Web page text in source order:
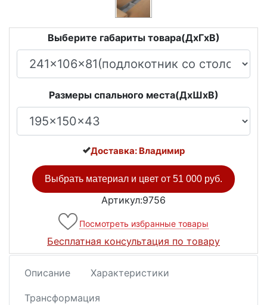
Выберите габариты товара(ДxГxВ)
Размеры спального места(ДxШxВ)
Доставка: Владимир
Выбрать материал и цвет от 51 000 руб.
Артикул:9756
Посмотреть избранные товары
Бесплатная консультация по товару
Описание Характеристики
Трансформация